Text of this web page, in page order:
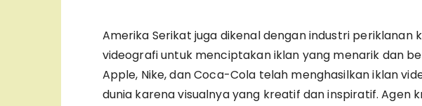
Amerika Serikat juga dikenal dengan industri periklanan
videografi untuk menciptakan iklan yang menarik dan
Apple, Nike, dan Coca-Cola telah menghasilkan iklan
dunia karena visualnya yang kreatif dan inspiratif. Agen